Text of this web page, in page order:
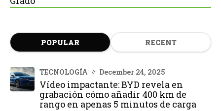
POPULAR RECENT
TECNOLOGÍA December 24, 2025
Vídeo impactante: BYD revela en
grabación cómo añadir 400 km de
rango en apenas 5 minutos de carga